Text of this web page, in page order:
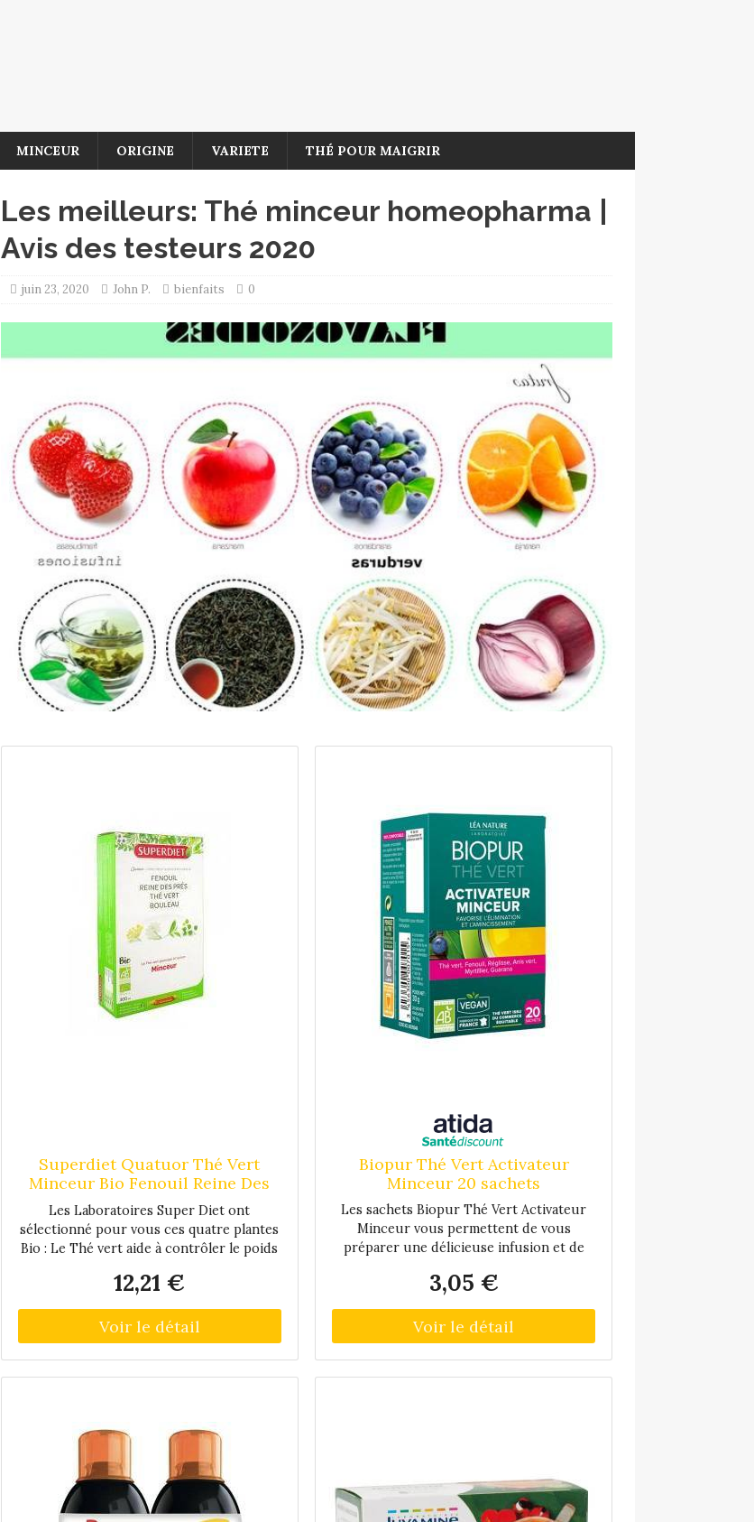
MINCEUR ORIGINE VARIETE THÉ POUR MAIGRIR
Les meilleurs: Thé minceur homeopharma |
Avis des testeurs 2020
juin 23, 2020 John P. bienfaits 0
Superdiet Quatuor Thé Vert
Minceur Bio Fenouil Reine Des
Prés Thé Vert Bouleau - 20
Ampoules de 15 ml - Boîte 20
ampoules de 15 ml
Les Laboratoires Super Diet ont
sélectionné pour vous ces quatre plantes
Bio : Le Thé vert aide à contrôler le poids
Le Bouleau et la Reine des près sont des
dépuratifs pour les reins. Le Fenouil et le
12,21 €
Biopur Thé Vert Activateur
Minceur 20 sachets
Les sachets Biopur Thé Vert Activateur
Minceur vous permettent de vous
préparer une délicieuse infusion et de
aussi du fenouil, de la réglisse, de l'anis
sachet renferme en effet ces extraits de
plantes issus de l'agriculture biologique.
Il est à noter que : le thé vert, la chicorée
et la réglisse contribuent à la perte de
des glucides, lipides et protéines, le
guarana est traditionnellement utilisé
pour contribuer au métabolisme des
3,05 €